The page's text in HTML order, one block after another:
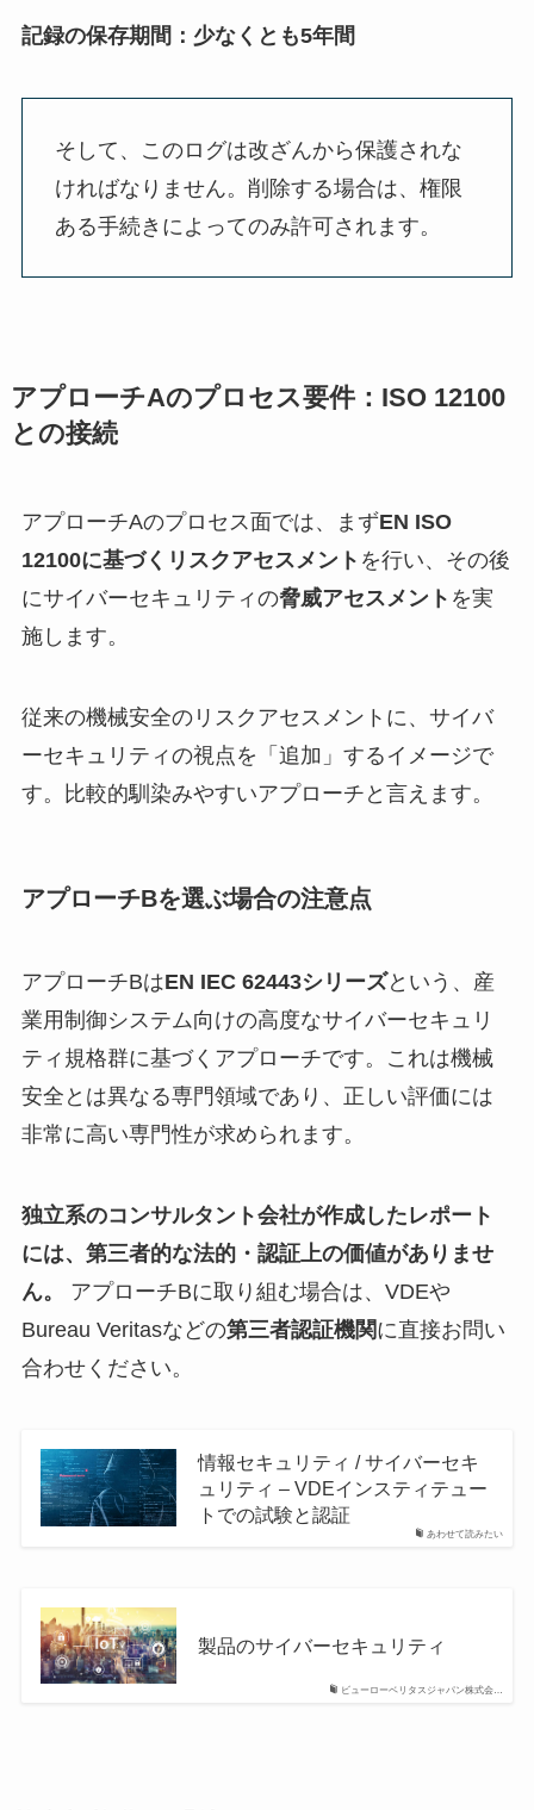
記録の保存期間：少なくとも5年間
そして、このログは改ざんから保護されな
ければなりません。削除する場合は、権限
ある手続きによってのみ許可されます。
アプローチAのプロセス要件：ISO 12100
との接続
アプローチAのプロセス面では、まずEN ISO
12100に基づくリスクアセスメント を行い、その後
にサイバーセキュリティの脅威アセスメント を実
施します。
従来の機械安全のリスクアセスメントに、サイバ
ーセキュリティの視点を「追加」するイメージで
す。比較的馴染みやすいアプローチと言えます。
アプローチBを選ぶ場合の注意点
アプローチBはEN IEC 62443シリーズという、産
業用制御システム向けの高度なサイバーセキュリ
ティ規格群に基づくアプローチです。これは機械
安全とは異なる専門領域であり、正しい評価には
非常に高い専門性が求められます。
独立系のコンサルタント会社が作成したレポート
には、第三者的な法的・認証上の価値がありませ
ん。
アプローチBに取り組む場合は、VDEや
Bureau Veritasなどの第三者認証機関に直接お問い
合わせください。
あわせて読みたい
情報セキュリティ / サイバーセキ
ュリティ – VDEインスティテュー
トでの試験と認証
ビューローベリタスジャパン株式会…
製品のサイバーセキュリティ